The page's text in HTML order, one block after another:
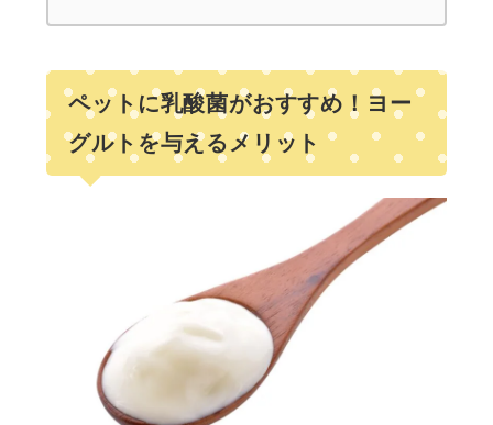
ペットに乳酸菌がおすすめ！ヨー
グルトを与えるメリット